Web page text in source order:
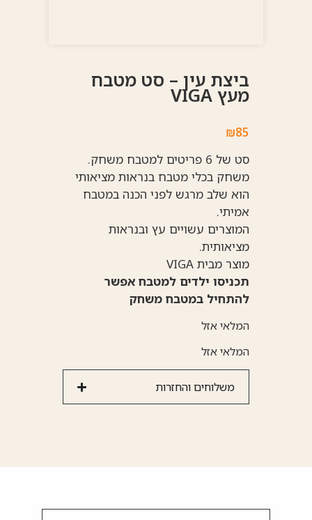
ביצת עין – סט מטבח
מעץ VIGA
₪85
סט של 6 פריטים למטבח משחק.
משחק בכלי מטבח בנראות מציאותי
הוא שלב מרגש לפני הכנה במטבח
אמיתי.
המוצרים עשויים עץ ובנראות
מציאותית.
מוצר מבית VIGA
תכניסו ילדים למטבח אפשר
להתחיל במטבח משחק
המלאי אזל
המלאי אזל
משלוחים והחזרות